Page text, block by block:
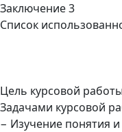
Заключение 3
Список
Цель курсовой
Задачами курсовой
− Изучение понятия